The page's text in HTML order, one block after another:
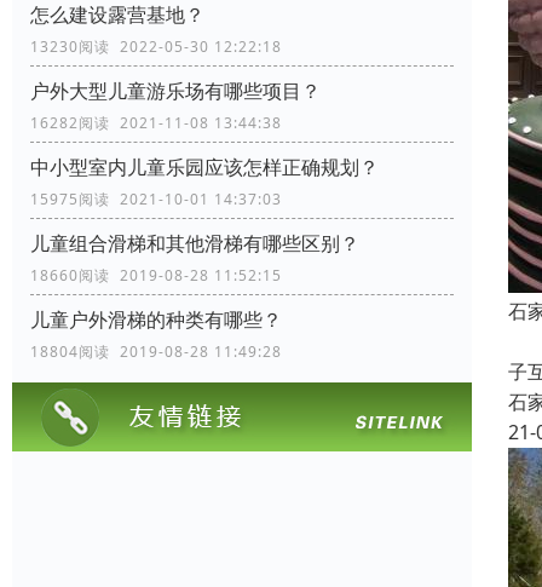
怎么建设露营基地？
13230阅读 2022-05-30 12:22:18
户外大型儿童游乐场有哪些项目？
16282阅读 2021-11-08 13:44:38
中小型室内儿童乐园应该怎样正确规划？
15975阅读 2021-10-01 14:37:03
儿童组合滑梯和其他滑梯有哪些区别？
18660阅读 2019-08-28 11:52:15
儿童户外滑梯的种类有哪些？
18804阅读 2019-08-28 11:49:28
石
子
石
21-